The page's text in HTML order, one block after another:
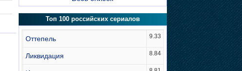
Топ 100 российских сериалов
Оттепель 9.33
Ликвидация 8.84